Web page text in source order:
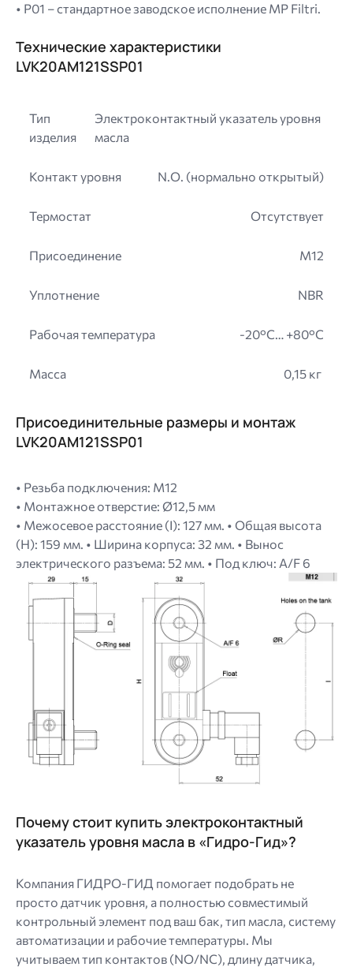
• P01 – стандартное заводское исполнение MP Filtri.
Технические характеристики
LVK20AM121SSP01
Тип
изделия
Электроконтактный указатель уровня
масла
Контакт уровня N.O. (нормально открытый)
Термостат Отсутствует
Присоединение M12
Уплотнение NBR
Рабочая температура -20°C… +80°C
Масса 0,15 кг
Присоединительные размеры и монтаж
LVK20AM121SSP01
• Резьба подключения: M12
• Монтажное отверстие: Ø12,5 мм
• Межосевое расстояние (I): 127 мм. • Общая высота
(H): 159 мм. • Ширина корпуса: 32 мм. • Вынос
электрического разъема: 52 мм. • Под ключ: A/F 6
Image
Почему стоит купить электроконтактный
указатель уровня масла в «Гидро-Гид»?
Компания ГИДРО-ГИД помогает подобрать не
просто датчик уровня, а полностью совместимый
контрольный элемент под ваш бак, тип масла, систему
автоматизации и рабочие температуры. Мы
учитываем тип контактов (NO/NC), длину датчика,